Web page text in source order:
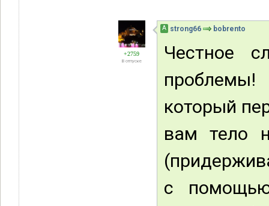
+2759
В отпуске
А strong66 bobrento
Честное
который
вам тело
с